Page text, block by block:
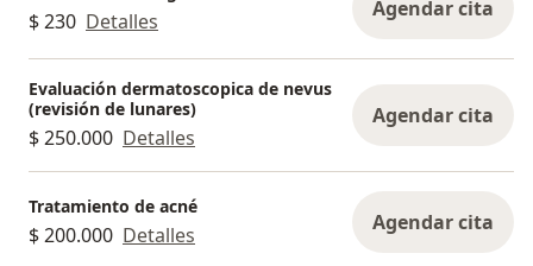
$ 230 Detalles Agendar cita
Evaluación dermatoscopica de nevus
(revisión de lunares)
$ 250.000 Detalles
Agendar cita
Tratamiento de acné
$ 200.000 Detalles Agendar cita